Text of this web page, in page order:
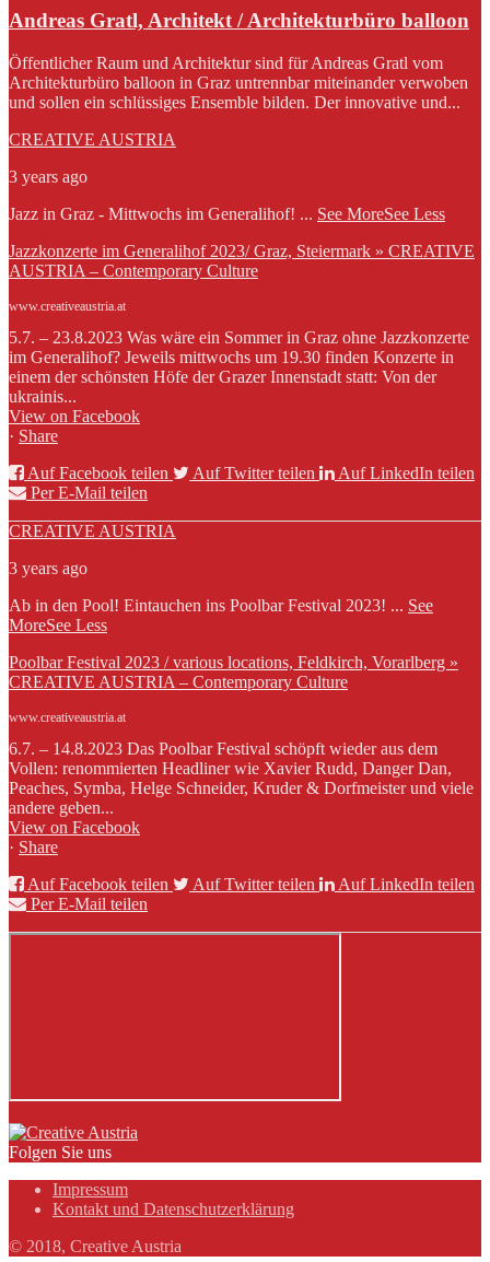
Andreas Gratl, Architekt / Architekturbüro balloon
Öffentlicher Raum und Architektur sind für Andreas Gratl vom
Architekturbüro balloon in Graz untrennbar miteinander verwoben
und sollen ein schlüssiges Ensemble bilden. Der innovative und...
CREATIVE AUSTRIA
3 years ago
Jazz in Graz - Mittwochs im Generalihof! ... See MoreSee Less
Jazzkonzerte im Generalihof 2023/ Graz, Steiermark » CREATIVE
AUSTRIA – Contemporary Culture
www.creativeaustria.at
5.7. – 23.8.2023 Was wäre ein Sommer in Graz ohne Jazzkonzerte
im Generalihof? Jeweils mittwochs um 19.30 finden Konzerte in
einem der schönsten Höfe der Grazer Innenstadt statt: Von der
ukrainis...
View on Facebook
· Share
Auf Facebook teilen
Auf Twitter teilen
Auf LinkedIn teilen
Per E-Mail teilen
CREATIVE AUSTRIA
3 years ago
Ab in den Pool! Eintauchen ins Poolbar Festival 2023! ... See
MoreSee Less
Poolbar Festival 2023 / various locations, Feldkirch, Vorarlberg »
CREATIVE AUSTRIA – Contemporary Culture
www.creativeaustria.at
6.7. – 14.8.2023 Das Poolbar Festival schöpft wieder aus dem
Vollen: renommierten Headliner wie Xavier Rudd, Danger Dan,
Peaches, Symba, Helge Schneider, Kruder & Dorfmeister und viele
andere geben...
View on Facebook
· Share
Auf Facebook teilen
Auf Twitter teilen
Auf LinkedIn teilen
Per E-Mail teilen
Folgen Sie uns
Impressum
Kontakt und Datenschutzerklärung
© 2018, Creative Austria